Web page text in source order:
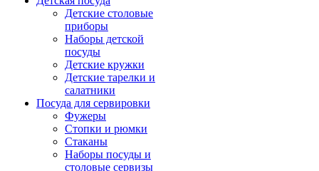
Детские столовые
приборы
Наборы детской
посуды
Детские кружки
Детские тарелки и
салатники
Посуда для сервировки
Фужеры
Стопки и рюмки
Стаканы
Наборы посуды и
столовые сервизы